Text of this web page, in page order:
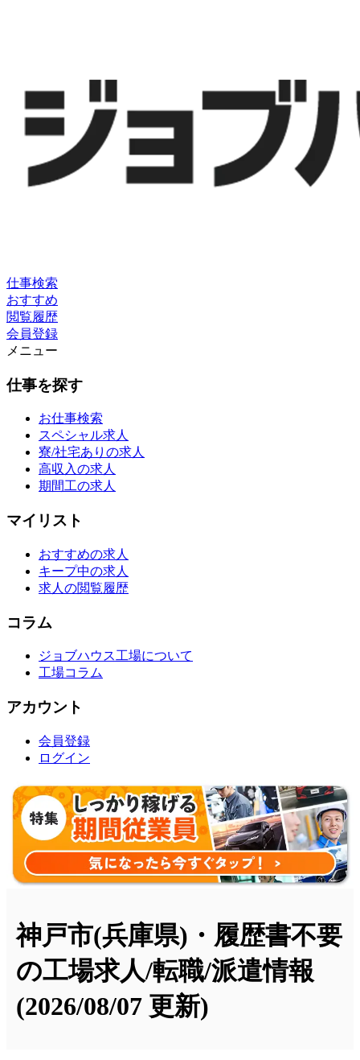
仕事検索
おすすめ
閲覧履歴
会員登録
メニュー
仕事を探す
お仕事検索
スペシャル求人
寮/社宅ありの求人
高収入の求人
期間工の求人
マイリスト
おすすめの求人
キープ中の求人
求人の閲覧履歴
コラム
ジョブハウス工場について
工場コラム
アカウント
会員登録
ログイン
神戸市(兵庫県)・履歴書不要
の工場求人/転職/派遣情報
(2026/08/07 更新)